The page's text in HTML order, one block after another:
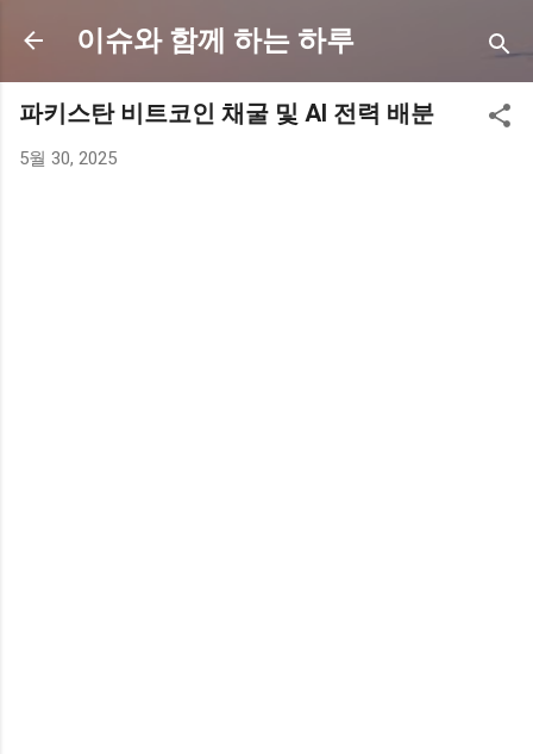
기본 콘텐츠로 건너뛰기
이슈와 함께 하는 하루
파키스탄 비트코인 채굴 및 AI 전력 배분
5월 30, 2025